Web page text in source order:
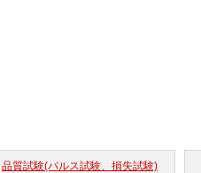
品質試験(パルス試験、損失試験)